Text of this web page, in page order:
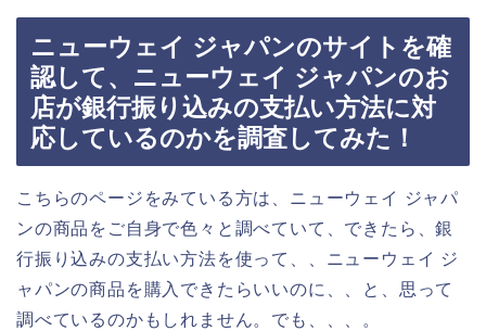
ニューウェイ ジャパンのサイトを確
認して、ニューウェイ ジャパンのお
店が銀行振り込みの支払い方法に対
応しているのかを調査してみた！
こちらのページをみている方は、ニューウェイ ジャパ
ンの商品をご自身で色々と調べていて、できたら、銀
行振り込みの支払い方法を使って、、ニューウェイ ジ
ャパンの商品を購入できたらいいのに、、と、思って
調べているのかもしれません。でも、、、。